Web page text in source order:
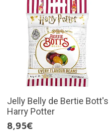
Jelly Belly de Bertie Bott's
Harry Potter
8,95€